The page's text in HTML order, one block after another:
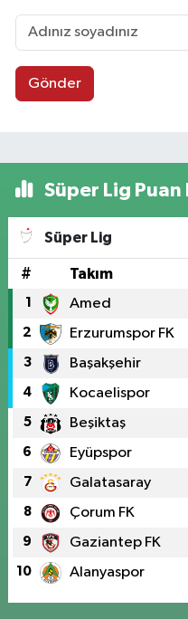
Gönder
Süper Lig Puan
Süper Lig
# Takım
1 Amed
2 Erzurumspor FK
3 Başakşehir
4 Kocaelispor
5 Beşiktaş
6 Eyüpspor
7 Galatasaray
8 Çorum FK
9 Gaziantep FK
10 Alanyaspor